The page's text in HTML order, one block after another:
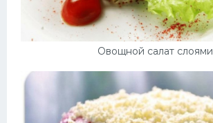
Овощной салат слоями